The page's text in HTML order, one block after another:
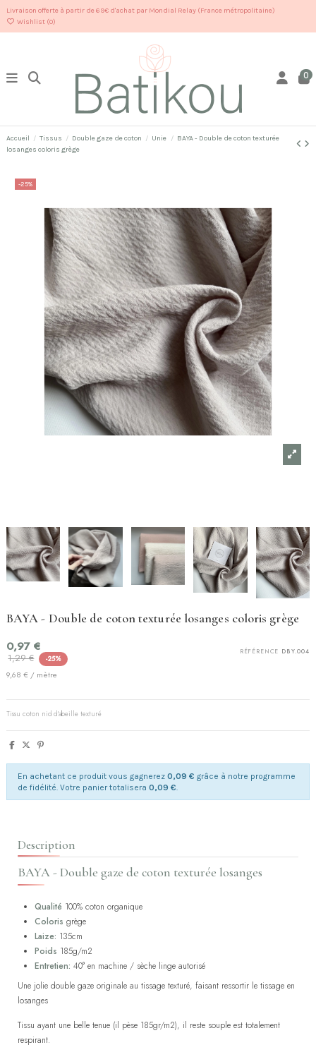
Livraison offerte à partir de 69€ d'achat par Mondial Relay (France métropolitaine)
Wishlist (0)
0
Accueil Tissus Double gaze de coton Unie
BAYA - Double de coton texturée
losanges coloris grège
-25%
BAYA - Double de coton texturée losanges coloris grège
RÉFÉRENCE DBY.004
0,97 €
1,29 € -25%
9,68 € / mètre
Tissu coton nid d'abeille texturé
En achetant ce produit vous gagnerez 0,09 € grâce à notre programme
de fidélité. Votre panier totalisera 0,09 €
Description
BAYA - Double gaze de coton texturée losanges
Qualité 100% coton organique
Coloris grège
Laize: 135cm
Poids 185g/m2
Entretien: 40° en machine / sèche linge autorisé
Une jolie double gaze originale au tissage texturé, faisant ressortir le tissage en
losanges
Tissu ayant une belle tenue (il pèse 185gr/m2), il reste souple est totalement
respirant.